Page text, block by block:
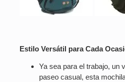
Estilo Versátil para Cada
Ya sea para el trabajo, un
paseo casual, esta